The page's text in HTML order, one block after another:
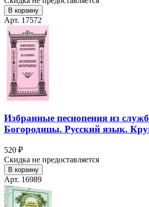
В корзину
Арт. 17572
Избранные песнопения из
Богородицы. Русский язык.
520 ₽
Скидка не предоставляется
В корзину
Арт. 16989